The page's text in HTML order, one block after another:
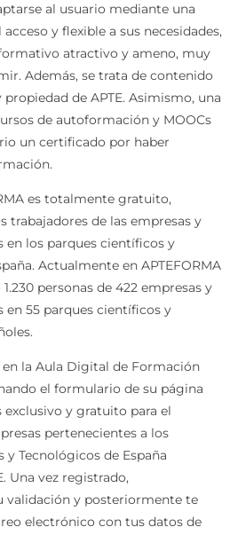
al usuario mediante una
y flexible a sus necesidades,
atractivo y ameno, muy
Además, se trata de contenido
de APTE. Asimismo, una
de autoformación y MOOCs
un certificado por haber
es totalmente gratuito,
trabajadores de las empresas y
en los parques científicos y
Actualmente en APTEFORMA
personas de 422 empresas y
en 55 parques científicos y
la Aula Digital de Formación
el formulario de su página
y gratuito para el
pertenecientes a los
y Tecnológicos de España
Una vez registrado,
validación y posteriormente te
electrónico con tus datos de